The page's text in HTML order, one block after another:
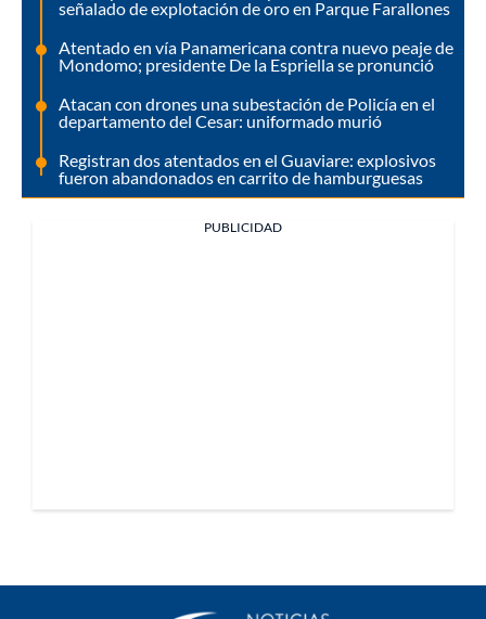
señalado de explotación de oro en Parque Farallones
Atentado en vía Panamericana contra nuevo peaje de
Mondomo; presidente De la Espriella se pronunció
Atacan con drones una subestación de Policía en el
departamento del Cesar: uniformado murió
Registran dos atentados en el Guaviare: explosivos
fueron abandonados en carrito de hamburguesas
PUBLICIDAD